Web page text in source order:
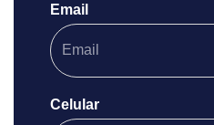
Email
Celular